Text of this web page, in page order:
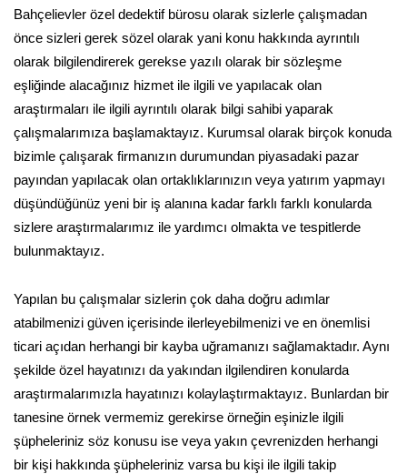
Bahçelievler özel dedektif bürosu olarak sizlerle çalışmadan
önce sizleri gerek sözel olarak yani konu hakkında ayrıntılı
olarak bilgilendirerek gerekse yazılı olarak bir sözleşme
eşliğinde alacağınız hizmet ile ilgili ve yapılacak olan
araştırmaları ile ilgili ayrıntılı olarak bilgi sahibi yaparak
çalışmalarımıza başlamaktayız. Kurumsal olarak birçok konuda
bizimle çalışarak firmanızın durumundan piyasadaki pazar
payından yapılacak olan ortaklıklarınızın veya yatırım yapmayı
düşündüğünüz yeni bir iş alanına kadar farklı farklı konularda
sizlere araştırmalarımız ile yardımcı olmakta ve tespitlerde
bulunmaktayız.
Yapılan bu çalışmalar sizlerin çok daha doğru adımlar
atabilmenizi güven içerisinde ilerleyebilmenizi ve en önemlisi
ticari açıdan herhangi bir kayba uğramanızı sağlamaktadır. Aynı
şekilde özel hayatınızı da yakından ilgilendiren konularda
araştırmalarımızla hayatınızı kolaylaştırmaktayız. Bunlardan bir
tanesine örnek vermemiz gerekirse örneğin eşinizle ilgili
şüpheleriniz söz konusu ise veya yakın çevrenizden herhangi
bir kişi hakkında şüpheleriniz varsa bu kişi ile ilgili takip